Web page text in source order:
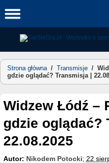
to
Strona główna/ Transmisje /
gdzie oglądać? Transmisja |
Widzew Łódź – Pogoń Szczecin:
gdzie oglądać?
22.08.2025
Autor: Nikodem Potocki; 22